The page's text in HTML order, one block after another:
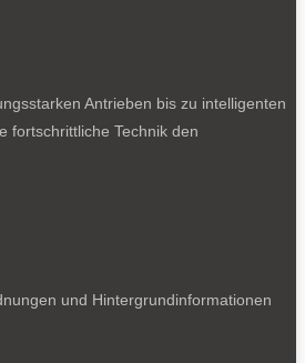
Antrieben bis zu intelligenten
fortschrittliche Technik den
und Hintergrundinformationen